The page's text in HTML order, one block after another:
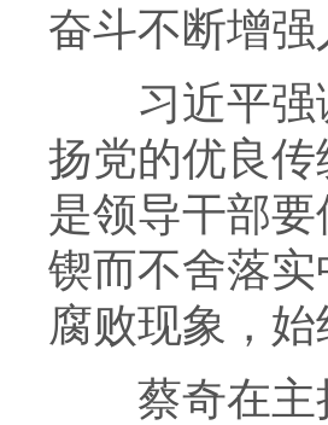
奋斗不断增
习近平强调
扬党的优良
是领导干部
锲而不舍落
腐败现象，
蔡奇在主持